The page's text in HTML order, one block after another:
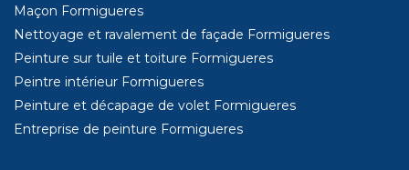
Maçon Formigueres
Nettoyage et ravalement de façade Formigueres
Peinture sur tuile et toiture Formigueres
Peintre intérieur Formigueres
Peinture et décapage de volet Formigueres
Entreprise de peinture Formigueres